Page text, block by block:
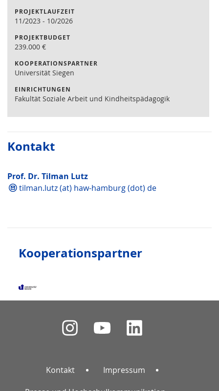
PROJEKTLAUFZEIT
11/2023 - 10/2026
PROJEKTBUDGET
239.000 €
KOOPERATIONSPARTNER
Universität Siegen
EINRICHTUNGEN
Fakultät Soziale Arbeit und Kindheitspädagogik
Kontakt
Prof. Dr. Tilman Lutz
tilman.lutz (at) haw-hamburg (dot) de
Kooperationspartner
Kontakt Impressum